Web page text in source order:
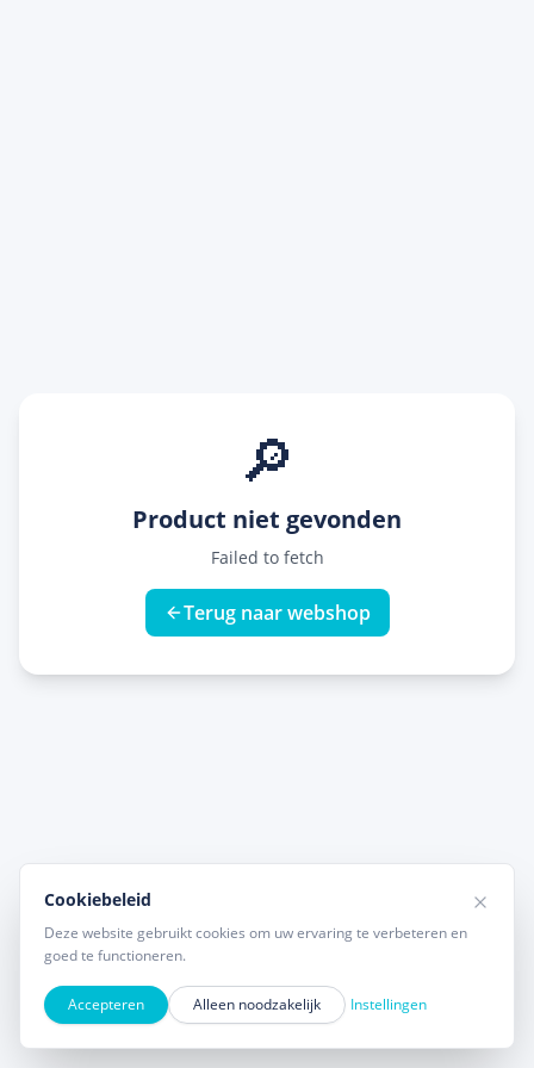
🔎
Product niet gevonden
Failed to fetch
Terug naar webshop
Cookiebeleid
Deze website gebruikt cookies om uw ervaring te verbeteren en
goed te functioneren.
Accepteren Alleen noodzakelijk Instellingen